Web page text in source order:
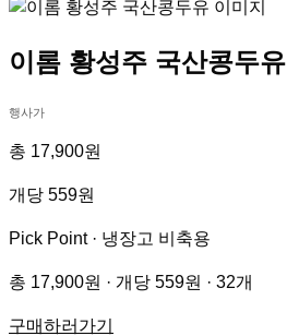
이롬 황성주 국산콩두유
행사가
총 17,900원
개당 559원
Pick Point · 냉장고 비축용
총 17,900원 · 개당 559원 · 32개
구매하러가기